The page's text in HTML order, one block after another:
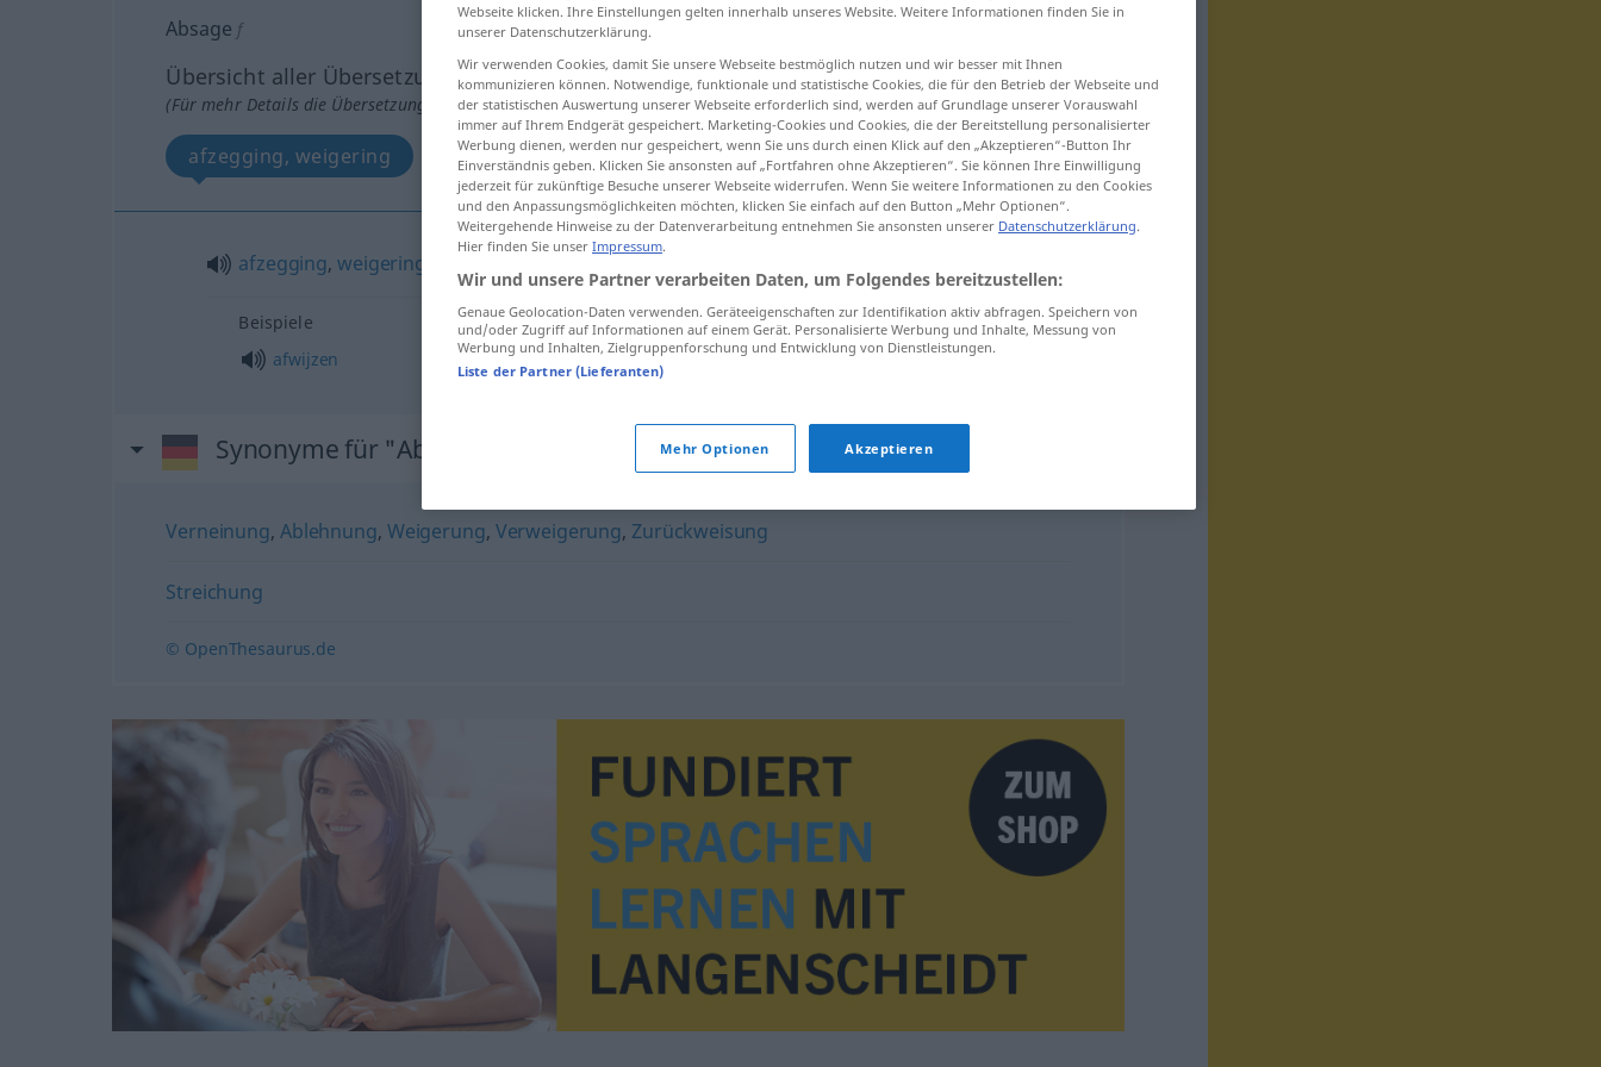
Absage f
Übersicht aller Übersetzungen
(Für mehr Details die Übersetzung anklicken/antippen)
afzegging, weigering
afzegging,weigering
Beispiele
afwijzen
eine Absageerteilen
Synonyme für "Absage"
Verneinung,Ablehnung, Weigerung, Verweigerung, Zurückweisung
Streichung
© OpenThesaurus.de
Webseite klicken. Ihre Einstellungen gelten innerhalb unseres Website. Weitere Informationen finden Sie in
unserer Datenschutzerklärung.
Wir verwenden Cookies, damit Sie unsere Webseite bestmöglich nutzen und wir besser mit Ihnen
kommunizieren können. Notwendige, funktionale und statistische Cookies, die für den Betrieb der Webseite und
der statistischen Auswertung unserer Webseite erforderlich sind, werden auf Grundlage unserer Vorauswahl
immer auf Ihrem Endgerät gespeichert. Marketing-Cookies und Cookies, die der Bereitstellung personalisierter
Werbung dienen, werden nur gespeichert, wenn Sie uns durch einen Klick auf den „Akzeptieren“-Button Ihr
Einverständnis geben. Klicken Sie ansonsten auf „Fortfahren ohne Akzeptieren“. Sie können Ihre Einwilligung
jederzeit für zukünftige Besuche unserer Webseite widerrufen. Wenn Sie weitere Informationen zu den Cookies
und den Anpassungsmöglichkeiten möchten, klicken Sie einfach auf den Button „Mehr Optionen“.
Weitergehende Hinweise zu der Datenverarbeitung entnehmen Sie ansonsten unserer Datenschutzerklärung.
Hier finden Sie unser Impressum.
Wir und unsere Partner verarbeiten Daten, um Folgendes bereitzustellen:
Genaue Geolocation-Daten verwenden. Geräteeigenschaften zur Identifikation aktiv abfragen. Speichern von
und/oder Zugriff auf Informationen auf einem Gerät. Personalisierte Werbung und Inhalte, Messung von
Werbung und Inhalten, Zielgruppenforschung und Entwicklung von Dienstleistungen.
Liste der Partner (Lieferanten)
Mehr Optionen Akzeptieren